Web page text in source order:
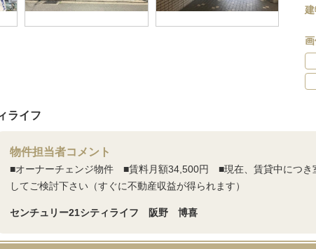
ライフ
物件担当者コメント
■オーナーチェンジ物件 ■賃料月額34,500円 ■現在、賃貸中につき
してご検討下さい（すぐに不動産収益が得られます）
センチュリー21シティライフ 阪野 博喜